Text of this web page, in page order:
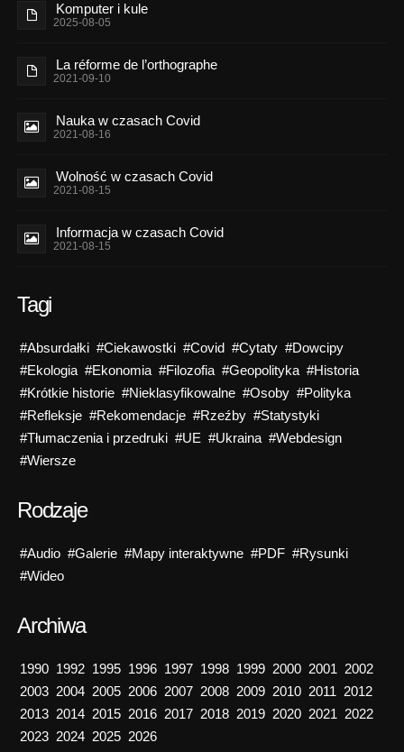
Komputer i kule
2025-08-05
La réforme de l’orthographe
2021-09-10
Nauka w czasach Covid
2021-08-16
Wolność w czasach Covid
2021-08-15
Informacja w czasach Covid
2021-08-15
Tagi
#Absurdałki #Ciekawostki #Covid #Cytaty #Dowcipy
#Ekologia #Ekonomia #Filozofia #Geopolityka #Historia
#Krótkie historie #Nieklasyfikowalne #Osoby #Polityka
#Refleksje #Rekomendacje #Rzeźby #Statystyki
#Tłumaczenia i przedruki #UE #Ukraina #Webdesign
#Wiersze
Rodzaje
#Audio #Galerie #Mapy interaktywne #PDF #Rysunki
#Wideo
Archiwa
1990 1992 1995 1996 1997 1998 1999 2000 2001 2002
2003 2004 2005 2006 2007 2008 2009 2010 2011 2012
2013 2014 2015 2016 2017 2018 2019 2020 2021 2022
2023 2024 2025 2026